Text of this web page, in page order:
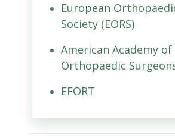
European
Society (EORS)
American Academy of
Orthopaedic
EFORT